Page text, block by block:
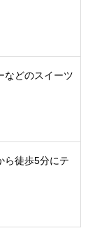
などのスイーツ
ら徒歩5分にテ